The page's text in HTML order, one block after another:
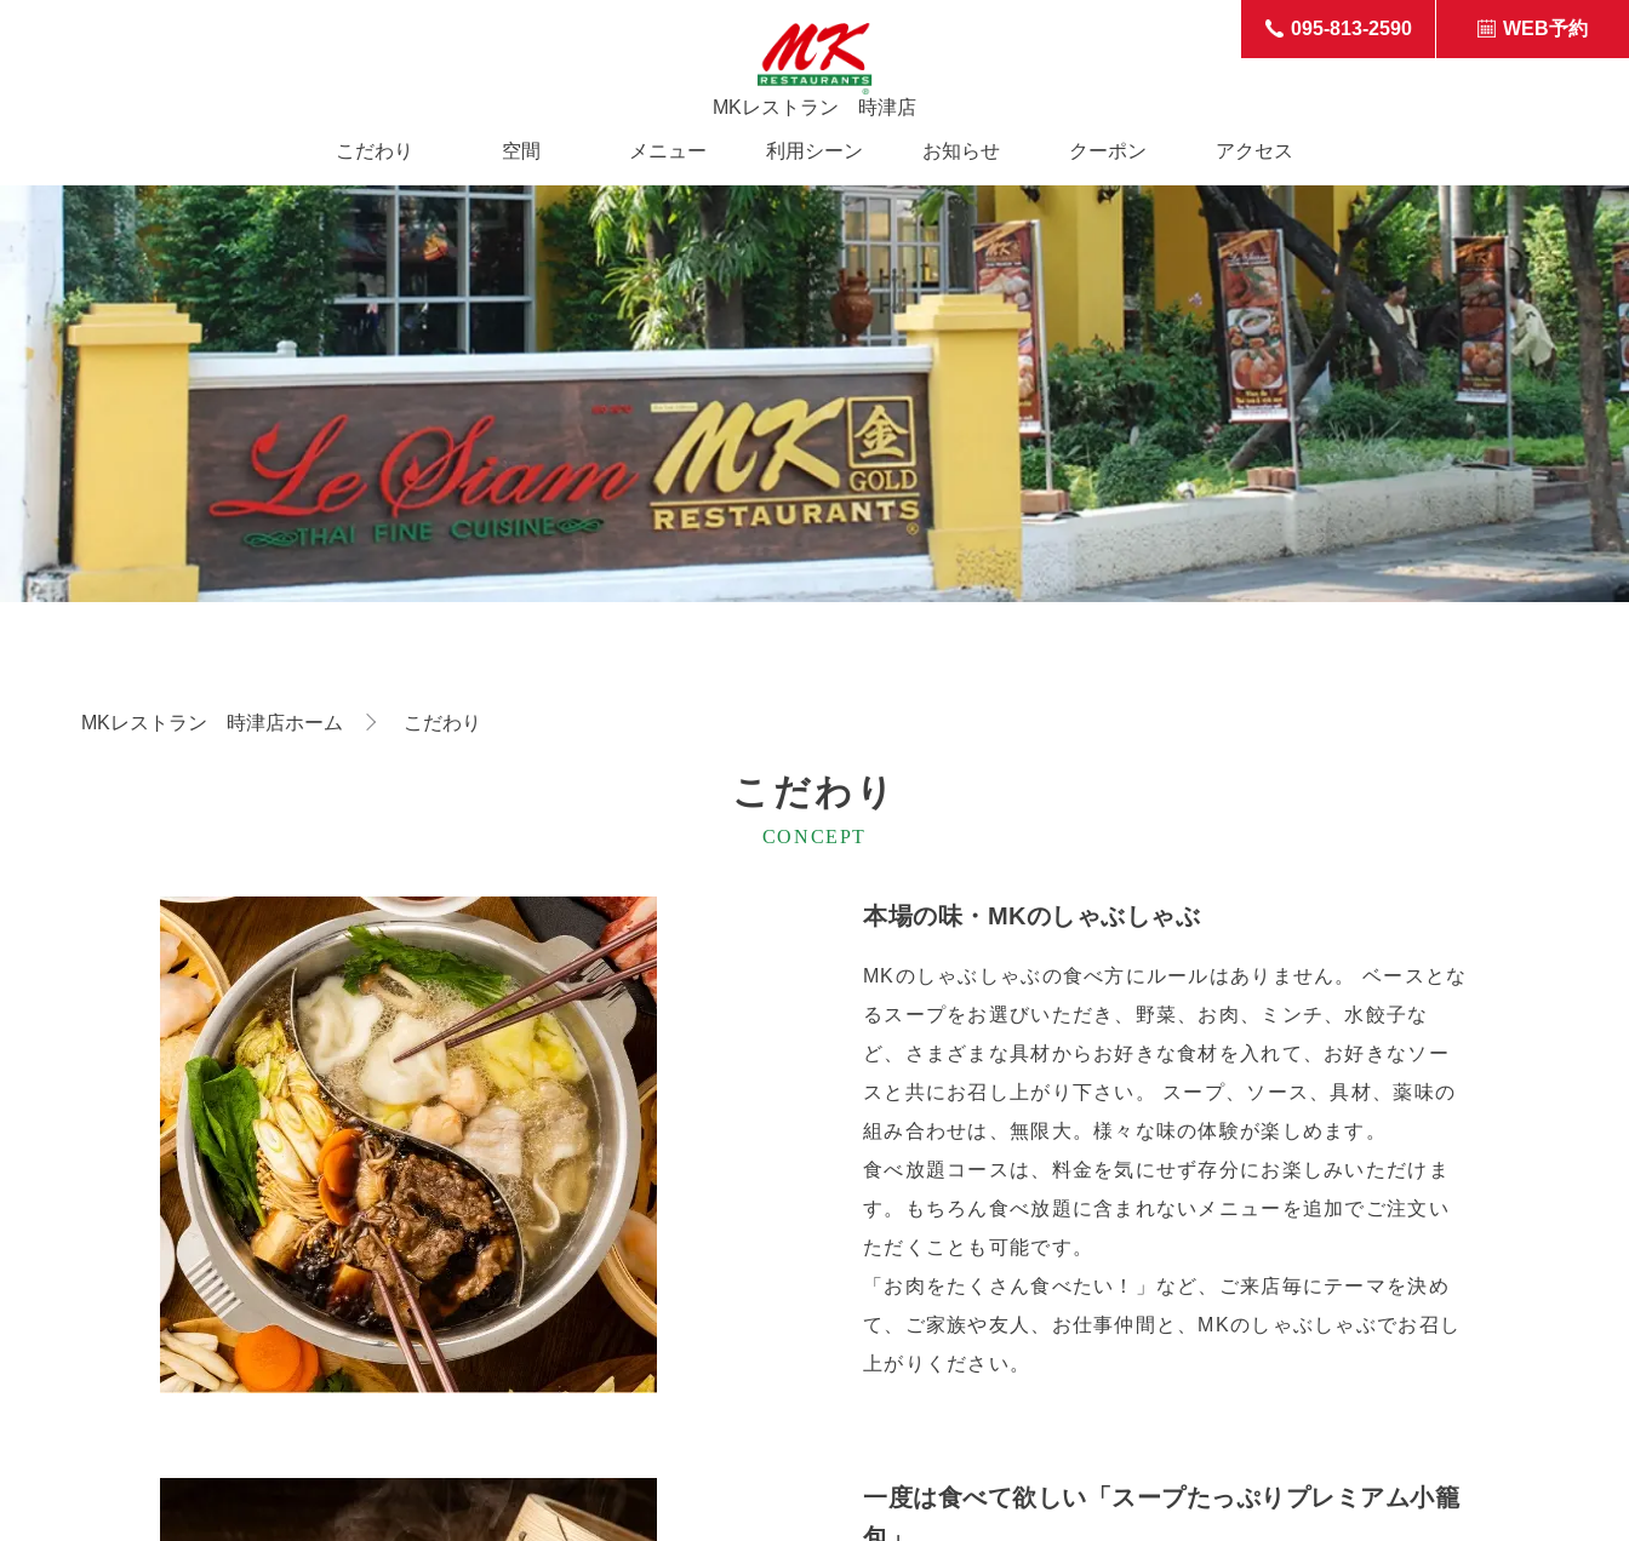
MKレストラン 時津店
こだわり 空間 メニュー 利用シーン お知らせ クーポン アクセス
095-813-2590 WEB予約
MKレストラン 時津店ホーム こだわり
こだわり
CONCEPT
本場の味・MKのしゃぶしゃぶ
MKのしゃぶしゃぶの食べ方にルールはありません。 ベースとな
るスープをお選びいただき、野菜、お肉、ミンチ、水餃子な
ど、さまざまな具材からお好きな食材を入れて、お好きなソー
スと共にお召し上がり下さい。 スープ、ソース、具材、薬味の
組み合わせは、無限大。様々な味の体験が楽しめます。
食べ放題コースは、料金を気にせず存分にお楽しみいただけま
す。もちろん食べ放題に含まれないメニューを追加でご注文い
ただくことも可能です。
「お肉をたくさん食べたい！」など、ご来店毎にテーマを決め
て、ご家族や友人、お仕事仲間と、MKのしゃぶしゃぶでお召し
上がりください。
一度は食べて欲しい「スープたっぷりプレミアム小籠